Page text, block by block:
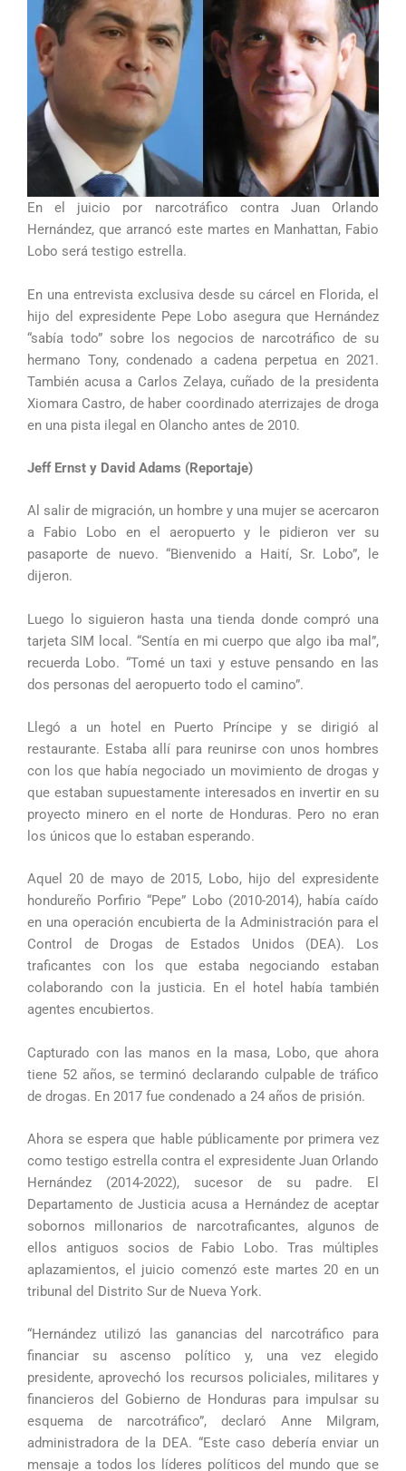
En el juicio por narcotráfico contra Juan Orlando
Hernández, que arrancó este martes en Manhattan, Fabio
Lobo será testigo estrella.
En una entrevista exclusiva desde su cárcel en Florida, el
hijo del expresidente Pepe Lobo asegura que Hernández
“sabía todo” sobre los negocios de narcotráfico de su
hermano Tony, condenado a cadena perpetua en 2021.
También acusa a Carlos Zelaya, cuñado de la presidenta
Xiomara Castro, de haber coordinado aterrizajes de droga
en una pista ilegal en Olancho antes de 2010.
Jeff Ernst y David Adams (Reportaje)
Al salir de migración, un hombre y una mujer se acercaron
a Fabio Lobo en el aeropuerto y le pidieron ver su
pasaporte de nuevo. “Bienvenido a Haití, Sr. Lobo”, le
dijeron.
Luego lo siguieron hasta una tienda donde compró una
tarjeta SIM local. “Sentía en mi cuerpo que algo iba mal”,
recuerda Lobo. “Tomé un taxi y estuve pensando en las
dos personas del aeropuerto todo el camino”.
Llegó a un hotel en Puerto Príncipe y se dirigió al
restaurante. Estaba allí para reunirse con unos hombres
con los que había negociado un movimiento de drogas y
que estaban supuestamente interesados en invertir en su
proyecto minero en el norte de Honduras. Pero no eran
los únicos que lo estaban esperando.
Aquel 20 de mayo de 2015, Lobo, hijo del expresidente
hondureño Porfirio “Pepe” Lobo (2010-2014), había caído
en una operación encubierta de la Administración para el
Control de Drogas de Estados Unidos (DEA). Los
traficantes con los que estaba negociando estaban
colaborando con la justicia. En el hotel había también
agentes encubiertos.
Capturado con las manos en la masa, Lobo, que ahora
tiene 52 años, se terminó declarando culpable de tráfico
de drogas. En 2017 fue condenado a 24 años de prisión.
Ahora se espera que hable públicamente por primera vez
como testigo estrella contra el expresidente Juan Orlando
Hernández (2014-2022), sucesor de su padre. El
Departamento de Justicia acusa a Hernández de aceptar
sobornos millonarios de narcotraficantes, algunos de
ellos antiguos socios de Fabio Lobo. Tras múltiples
aplazamientos, el juicio comenzó este martes 20 en un
tribunal del Distrito Sur de Nueva York.
“Hernández utilizó las ganancias del narcotráfico para
financiar su ascenso político y, una vez elegido
presidente, aprovechó los recursos policiales, militares y
financieros del Gobierno de Honduras para impulsar su
esquema de narcotráfico”, declaró Anne Milgram,
administradora de la DEA. “Este caso debería enviar un
mensaje a todos los líderes políticos del mundo que se